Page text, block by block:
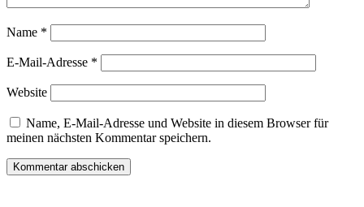
Name *
E-Mail-Adresse *
Website
Name, E-Mail-Adresse und Website in diesem Browser für
meinen nächsten Kommentar speichern.